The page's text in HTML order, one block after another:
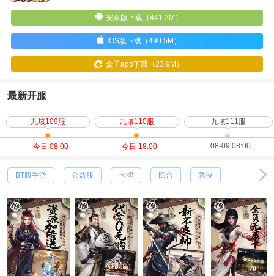
安卓版下载（441.2M）
IOS版下载（490.5M）
盒子app下载（23.9M）
最新开服
九垓109服
今日 08:00
九垓110服
今日 18:00
九垓111服
08-09 08:00
BT版手游 公益服 卡牌 回合 武侠